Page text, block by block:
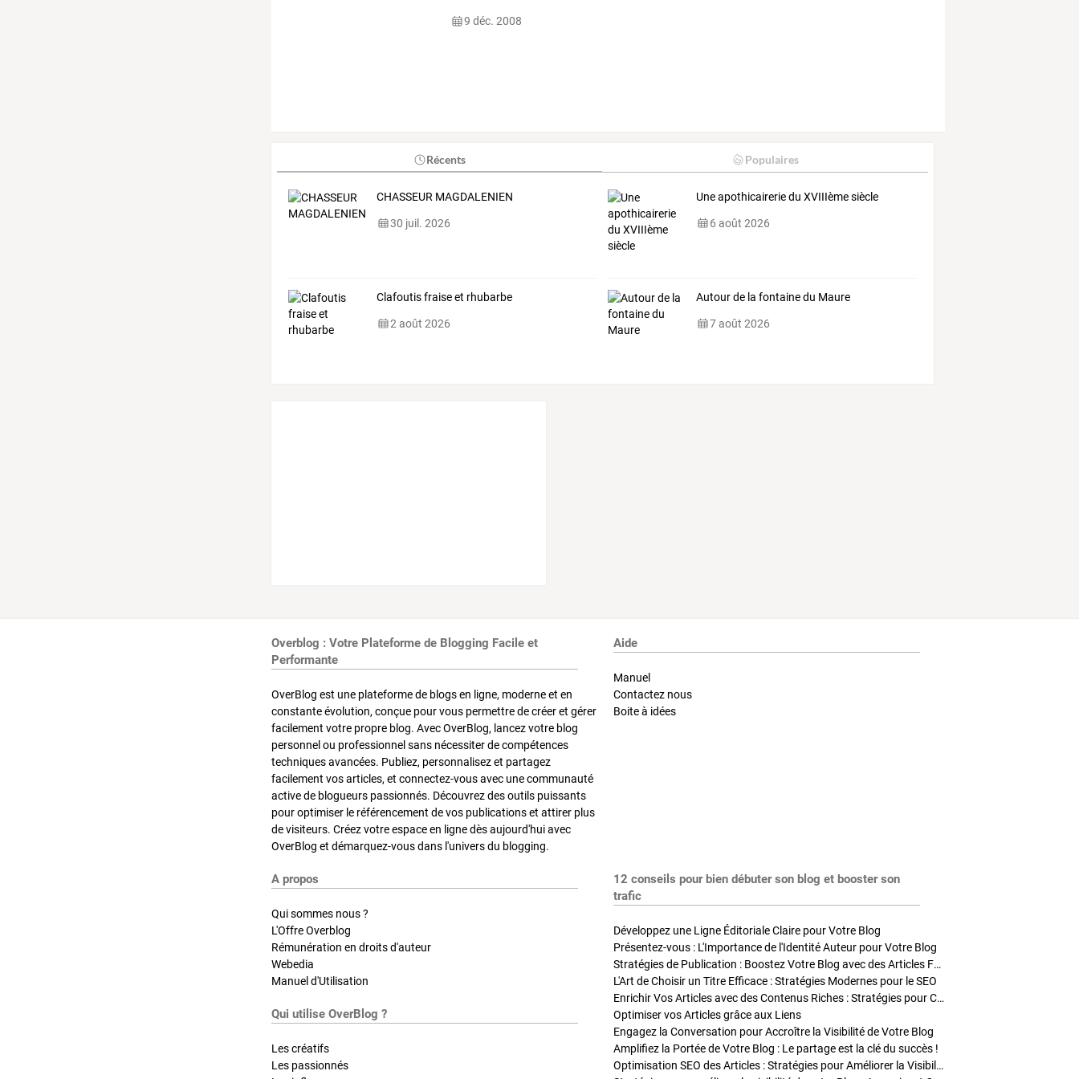
9 déc. 2008
Récents Populaires
CHASSEUR MAGDALENIEN
30 juil. 2026
Une apothicairerie du XVIIIème siècle
6 août 2026
Clafoutis fraise et rhubarbe
2 août 2026
Autour de la fontaine du Maure
7 août 2026
Overblog : Votre Plateforme de Blogging Facile et
Performante
OverBlog est une plateforme de blogs en ligne, moderne et en
constante évolution, conçue pour vous permettre de créer et gérer
facilement votre propre blog. Avec OverBlog, lancez votre blog
personnel ou professionnel sans nécessiter de compétences
techniques avancées. Publiez, personnalisez et partagez
facilement vos articles, et connectez-vous avec une communauté
active de blogueurs passionnés. Découvrez des outils puissants
pour optimiser le référencement de vos publications et attirer plus
de visiteurs. Créez votre espace en ligne dès aujourd'hui avec
OverBlog et démarquez-vous dans l'univers du blogging.
Aide
Manuel
Contactez nous
Boite à idées
A propos
Qui sommes nous ?
L'Offre Overblog
Rémunération en droits d'auteur
Webedia
Manuel d'Utilisation
Qui utilise OverBlog ?
Les créatifs
Les passionnés
12 conseils pour bien débuter son blog et booster son
trafic
Développez une Ligne Éditoriale Claire pour Votre Blog
Présentez-vous : L'Importance de l'Identité Auteur pour Votre Blog
Stratégies de Publication : Boostez Votre Blog avec des Articles Fréquents et Exclusifs
L'Art de Choisir un Titre Efficace : Stratégies Modernes pour le SEO
Enrichir Vos Articles avec des Contenus Riches : Stratégies pour Captiver et Optimiser
Optimiser vos Articles grâce aux Liens
Engagez la Conversation pour Accroître la Visibilité de Votre Blog
Amplifiez la Portée de Votre Blog : Le partage est la clé du succès !
Optimisation SEO des Articles : Stratégies pour Améliorer la Visibilité de Votre Blog